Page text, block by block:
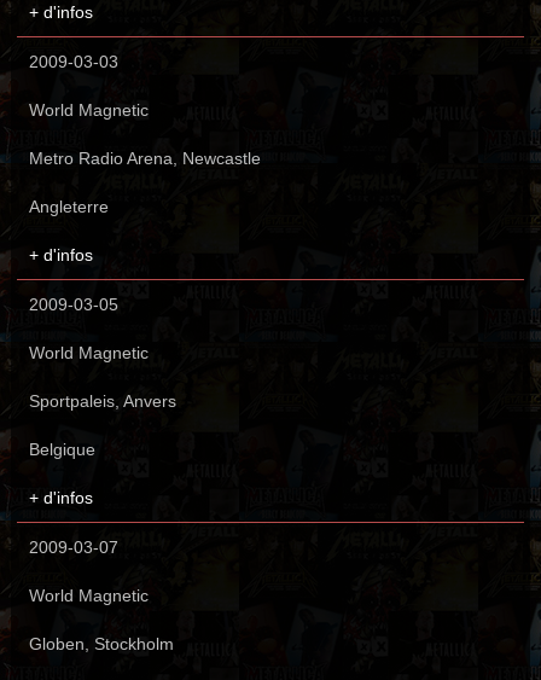
+ d'infos
2009-03-03
World Magnetic
Metro Radio Arena, Newcastle
Angleterre
+ d'infos
2009-03-05
World Magnetic
Sportpaleis, Anvers
Belgique
+ d'infos
2009-03-07
World Magnetic
Globen, Stockholm